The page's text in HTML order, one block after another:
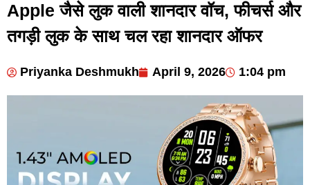
Apple जैसे लुक वाली शानदार वॉच, फीचर्स और
तगड़ी लुक के साथ चल रहा शानदार ऑफर
Priyanka Deshmukh April 9, 2026 1:04 pm